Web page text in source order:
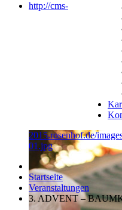
http://cms-
2015.rosenhof.de/
01.jpg
Startseite
Veranstaltungen
3. ADVENT –